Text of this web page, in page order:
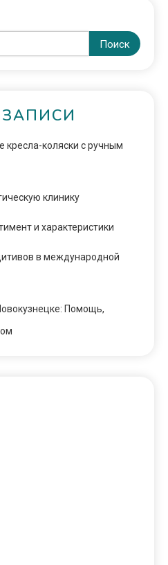
Поиск
кресла-коляски с ручным
клинику
и характеристики
в международной
Помощь,